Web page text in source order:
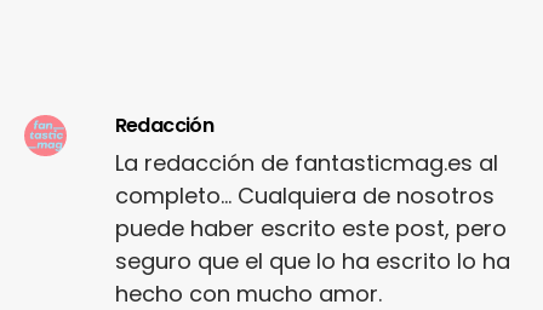
Redacción
La redacción de fantasticmag.es al
completo... Cualquiera de nosotros
puede haber escrito este post, pero
seguro que el que lo ha escrito lo ha
hecho con mucho amor.